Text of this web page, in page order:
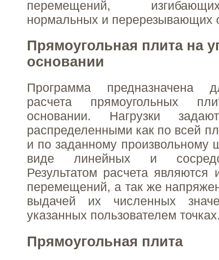
перемещений,
нормальных и перерезывающих
Прямоугольная плита на
основании
Программа предназначена
расчета прямоугольных
основании. Нагрузки
распределенными как по всей
и по заданному произвольному
виде линейных и
Результатом расчета являются
перемещений, а так же
выдачей их численных
указанных пользователем
Прямоугольная плита